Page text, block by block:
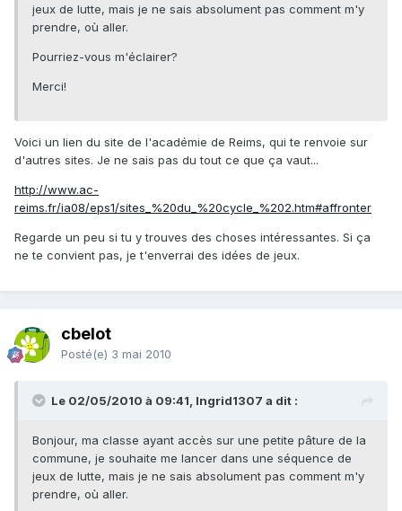
jeux de lutte, mais je ne sais absolument pas comment m'y
prendre, où aller.
Pourriez-vous m'éclairer?
Merci!
Voici un lien du site de l'académie de Reims, qui te renvoie sur
d'autres sites. Je ne sais pas du tout ce que ça vaut...
http://www.ac-
reims.fr/ia08/eps1/sites_%20du_%20cycle_%202.htm#affronter
Regarde un peu si tu y trouves des choses intéressantes. Si ça
ne te convient pas, je t'enverrai des idées de jeux.
cbelot
Posté(e) 3 mai 2010
Le 02/05/2010 à 09:41, Ingrid1307 a dit :
Bonjour, ma classe ayant accès sur une petite pâture de la
commune, je souhaite me lancer dans une séquence de
jeux de lutte, mais je ne sais absolument pas comment m'y
prendre, où aller.